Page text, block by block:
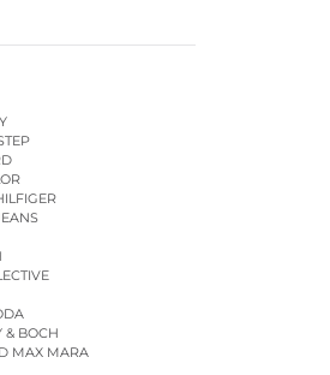
& BOCH
MAX MARA